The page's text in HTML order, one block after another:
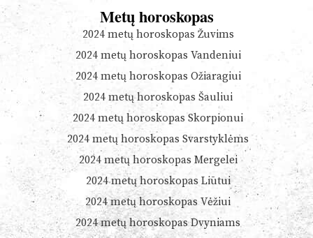
Metų horoskopas
2024 metų horoskopas Žuvims
2024 metų horoskopas Vandeniui
2024 metų horoskopas Ožiaragiui
2024 metų horoskopas Šauliui
2024 metų horoskopas Skorpionui
2024 metų horoskopas Svarstyklėms
2024 metų horoskopas Mergelei
2024 metų horoskopas Liūtui
2024 metų horoskopas Vėžiui
2024 metų horoskopas Dvyniams